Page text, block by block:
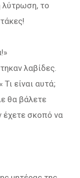
λύτρωση, το
λαβίδες.
είναι αυτά;
θα βάλετε
έχετε σκοπό να